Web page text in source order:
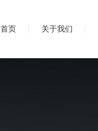
首页 关于我们